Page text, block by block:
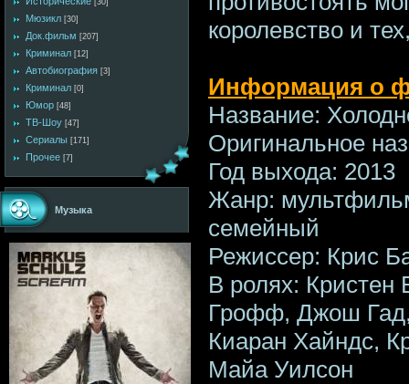
[30]
Мюзикл [30]
Док.фильм [207]
Криминал [12]
Автобиография [3]
Криминал [0]
Юмор [48]
ТВ-Шоу [47]
Сериалы [171]
Прочее [7]
Музыка
королевство и
Информация о
Название:
Оригинальное
Год выхода: 2013
Жанр:
семейный
Режиссер: Крис
В ролях:
Грофф, Джош
Киаран Хайндс,
Майа Уилсон